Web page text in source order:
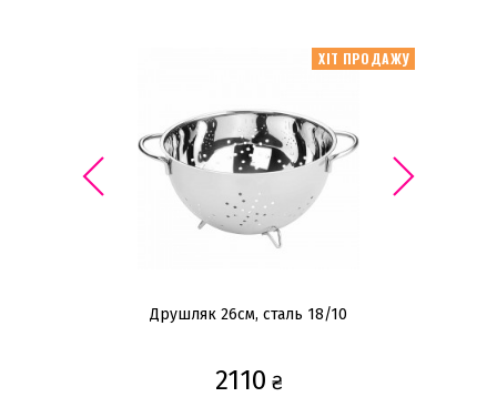
ХІТ ПРОДАЖУ
Друшляк 26см, сталь 18/10
2110 ₴